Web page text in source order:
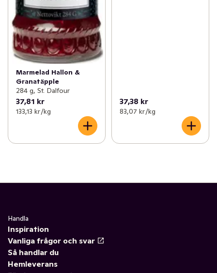
Marmelad Hallon &
Granatäpple
284 g, St. Dalfour
37,81 kr
133,13 kr /kg
37,38 kr
83,07 kr /kg
Handla
Inspiration
Vanliga frågor och svar
Så handlar du
Hemleverans